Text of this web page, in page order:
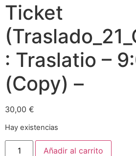
Ticket
: Traslatio –
(Copy) –
30,00 €
Hay existencias
Añadir al carrito